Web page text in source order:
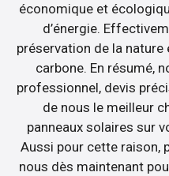
économique et
d’énergie.
préservation de la
carbone. En résumé,
professionnel, devis
de nous le meilleur
panneaux solaires sur
Aussi pour cette raison,
nous dès maintenant